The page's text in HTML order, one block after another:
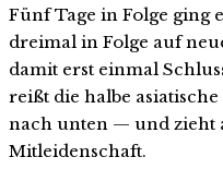
Fünf Tage in Folge ging
dreimal in Folge auf
damit erst einmal
reißt die halbe
nach unten — und zieht
Mitleidenschaft.